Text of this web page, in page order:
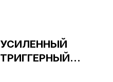
УСИЛЕННЫЙ
ТРИГГЕРНЫЙ